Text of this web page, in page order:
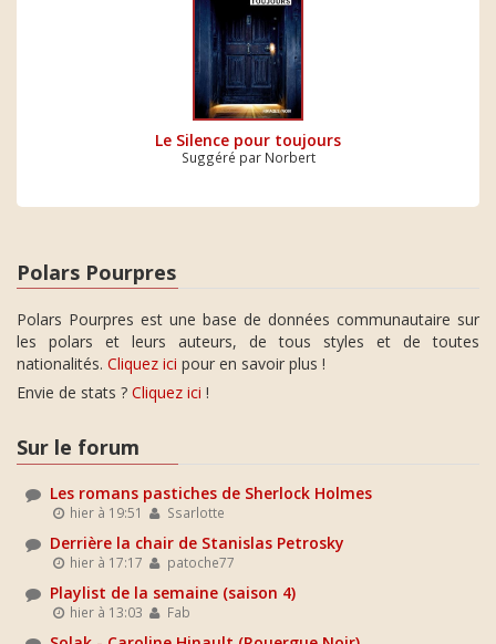
Le Silence pour toujours
Suggéré par Norbert
Polars Pourpres
Polars Pourpres est une base de données communautaire sur
les polars et leurs auteurs, de tous styles et de toutes
nationalités. Cliquez ici pour en savoir plus !
Envie de stats ? Cliquez ici !
Sur le forum
Les romans pastiches de Sherlock Holmes
hier à 19:51 Ssarlotte
Derrière la chair de Stanislas Petrosky
hier à 17:17 patoche77
Playlist de la semaine (saison 4)
hier à 13:03 Fab